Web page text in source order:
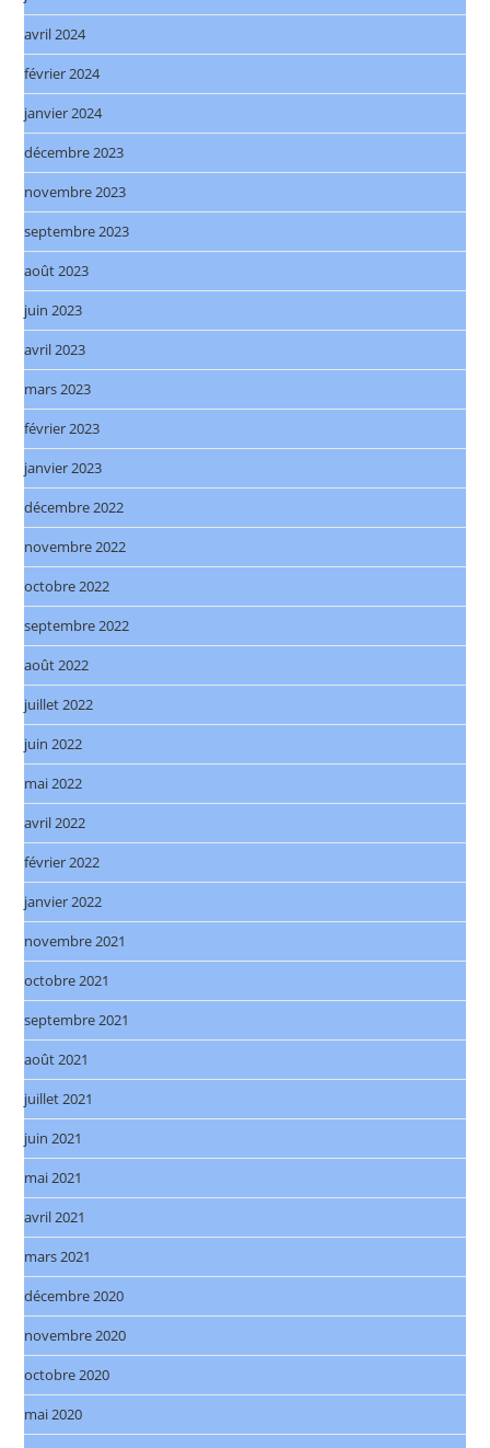
avril 2024
février 2024
janvier 2024
décembre 2023
novembre 2023
septembre 2023
août 2023
juin 2023
avril 2023
mars 2023
février 2023
janvier 2023
décembre 2022
novembre 2022
octobre 2022
septembre 2022
août 2022
juillet 2022
juin 2022
mai 2022
avril 2022
février 2022
janvier 2022
novembre 2021
octobre 2021
septembre 2021
août 2021
juillet 2021
juin 2021
mai 2021
avril 2021
mars 2021
décembre 2020
novembre 2020
octobre 2020
mai 2020